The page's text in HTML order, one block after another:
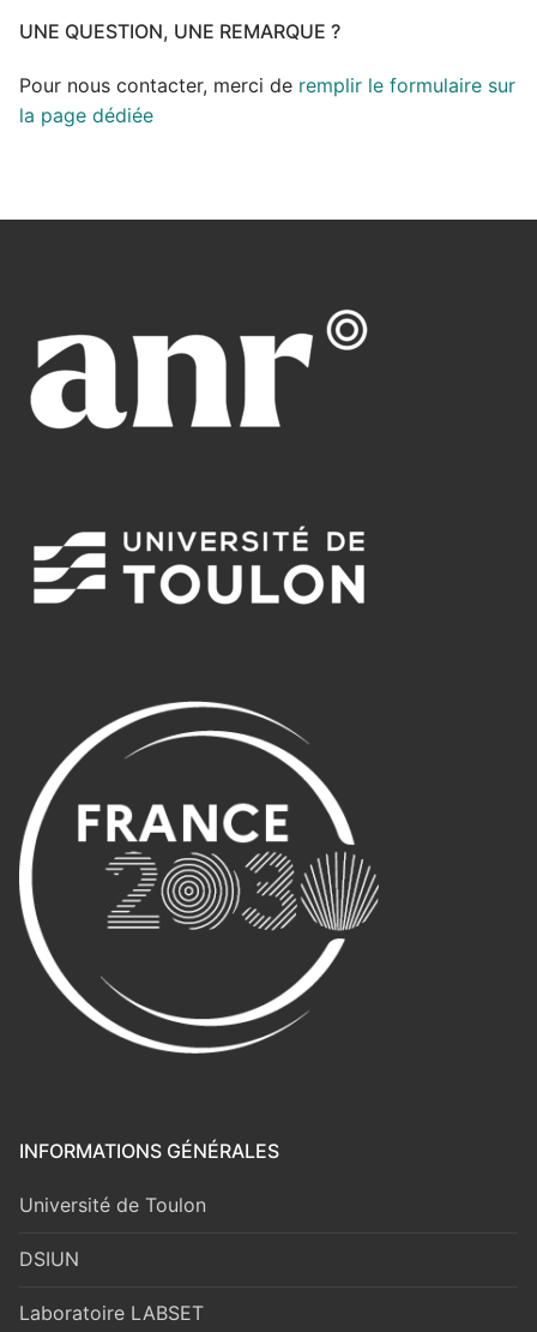
UNE QUESTION, UNE REMARQUE ?
Pour nous contacter, merci de remplir le formulaire sur
la page dédiée
INFORMATIONS GÉNÉRALES
Université de Toulon
DSIUN
Laboratoire LABSET